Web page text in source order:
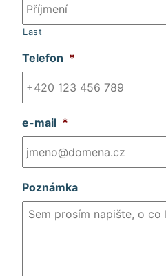
LIDÉ
KONTAKT
KLIENTSKÁ ZÓNA
DIALER
Last
Telefon *
e-mail *
Poznámka